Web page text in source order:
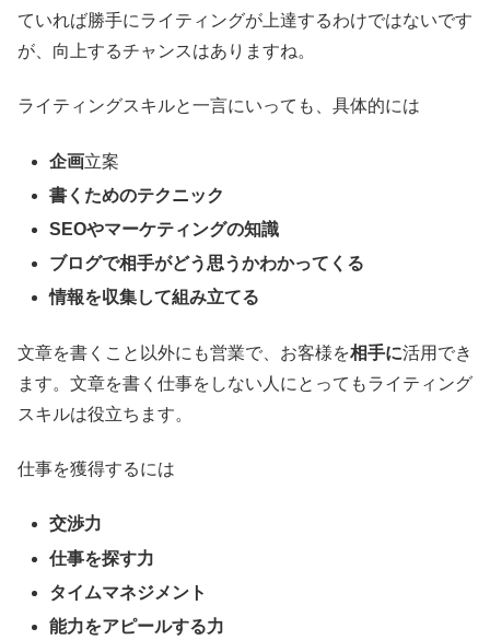
ていれば勝手にライティングが上達するわけではないです
が、向上するチャンスはありますね。
ライティングスキルと一言にいっても、具体的には
企画立案
書くためのテクニック
SEOやマーケティングの知識
ブログで相手がどう思うかわかってくる
情報を収集して組み立てる
文章を書くこと以外にも営業で、お客様を相手に活用でき
ます。文章を書く仕事をしない人にとってもライティング
スキルは役立ちます。
仕事を獲得するには
交渉力
仕事を探す力
タイムマネジメント
能力をアピールする力